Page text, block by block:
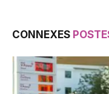
CONNEXES